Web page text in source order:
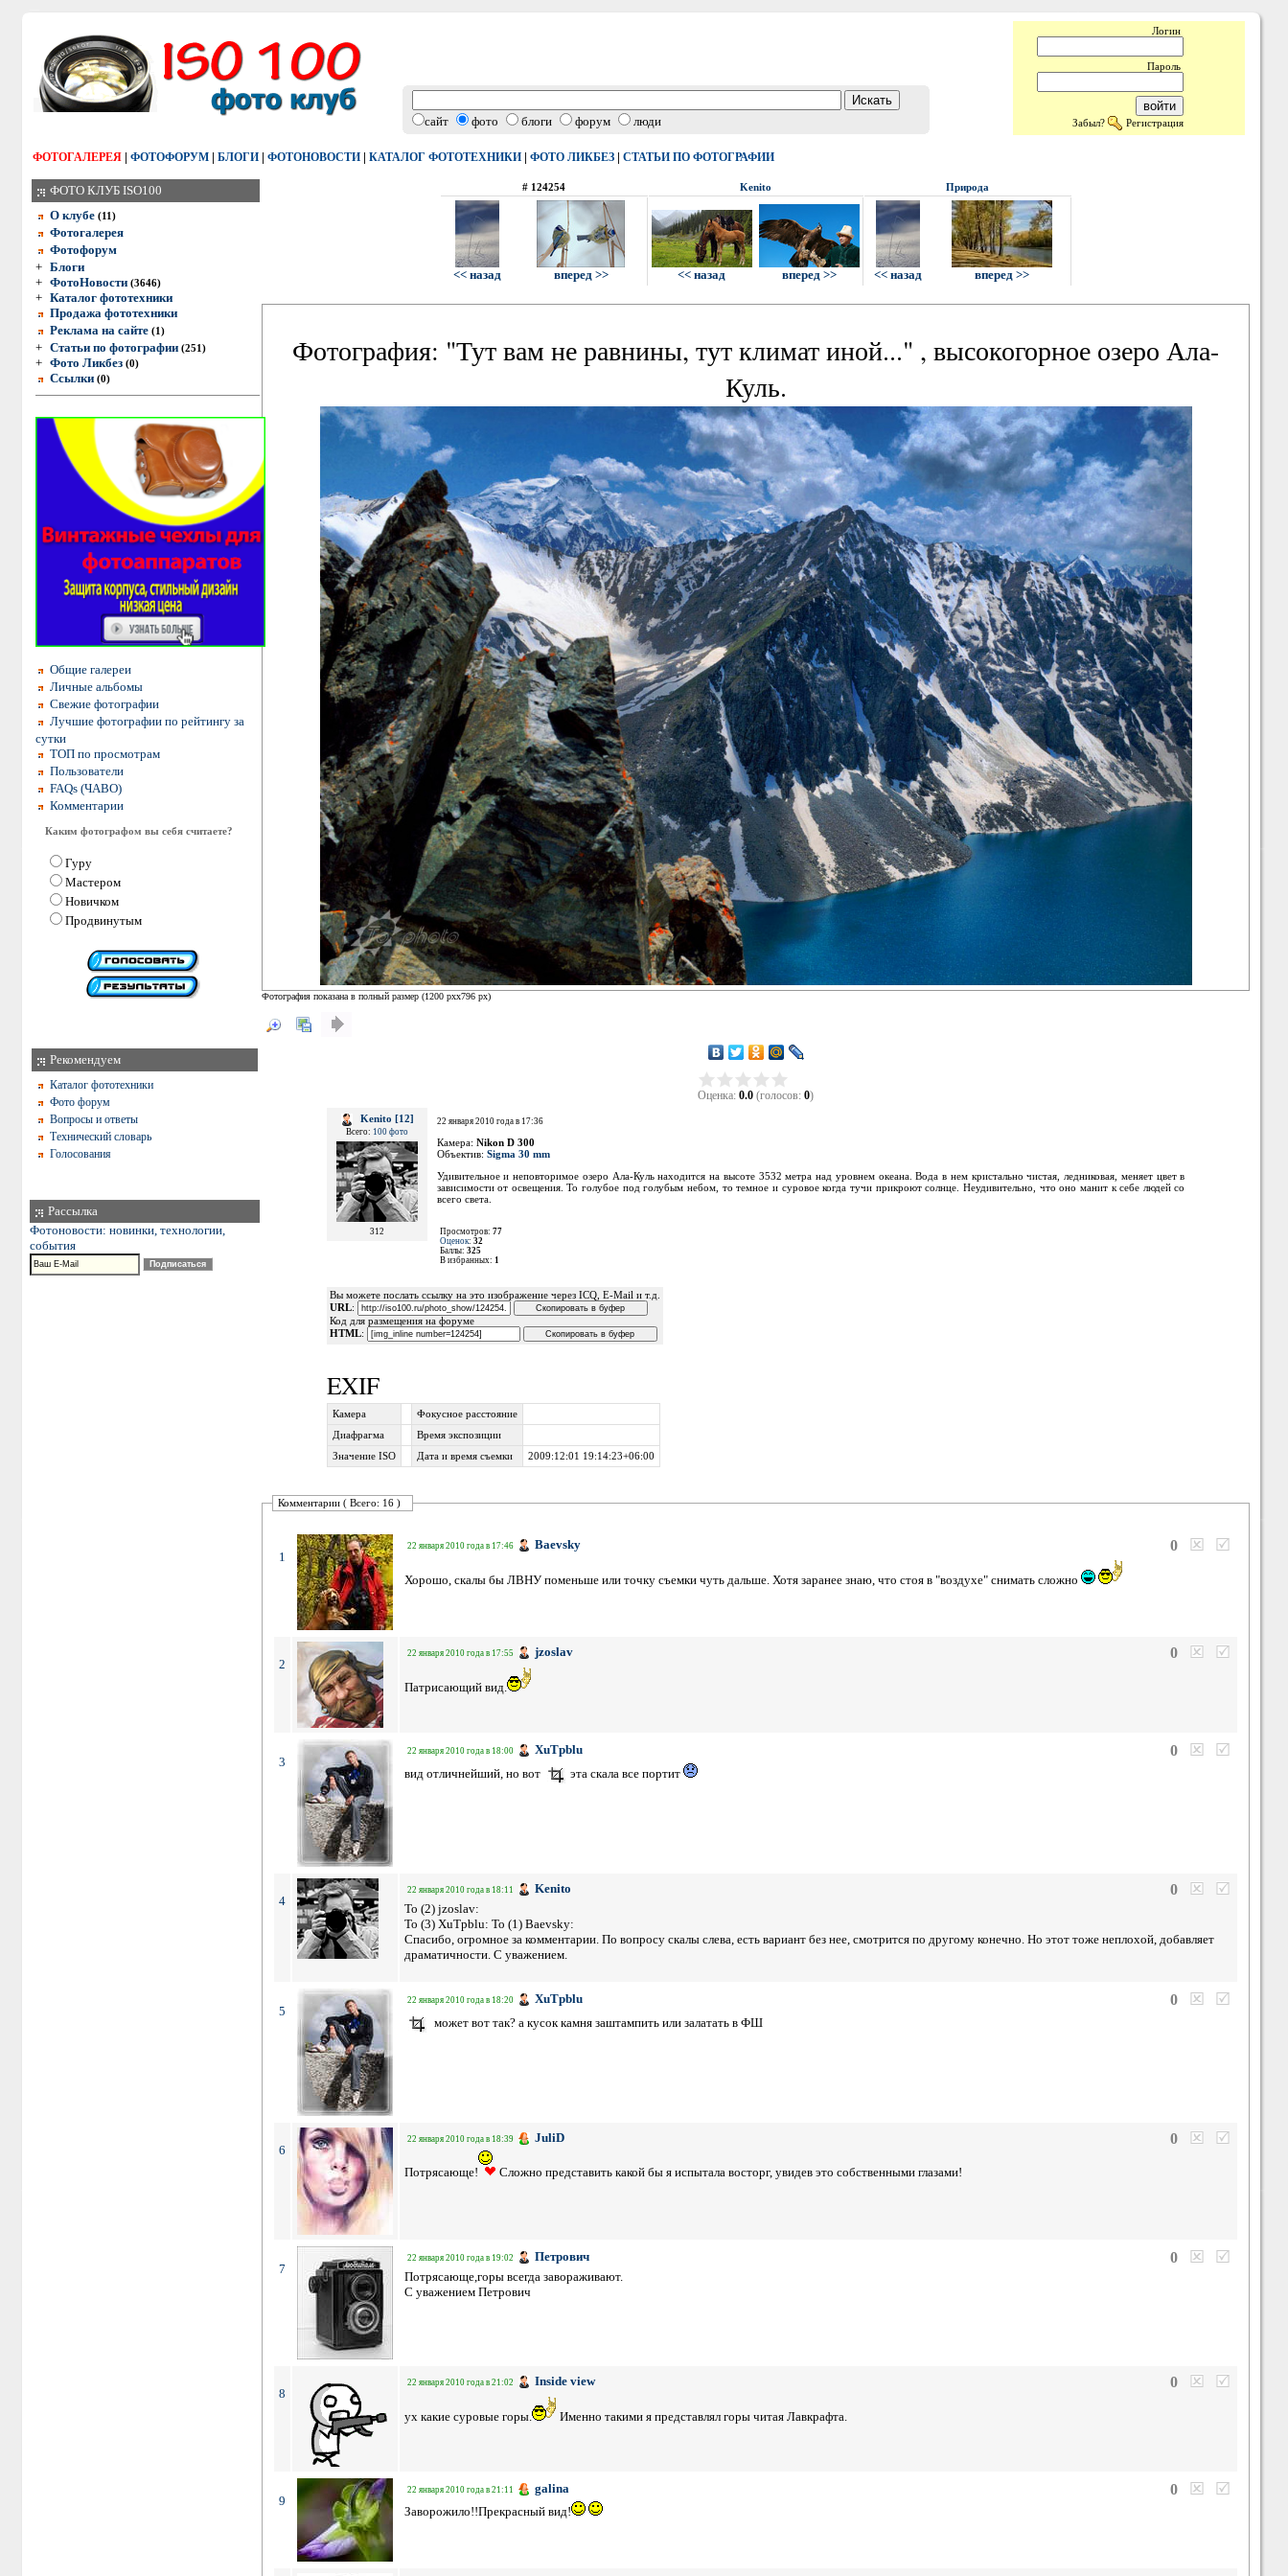
сайт фото блоги форум люди
Логин
Пароль
Забыл? Регистрация
ФОТОГАЛЕРЕЯ | ФОТОФОРУМ | БЛОГИ | ФОТОНОВОСТИ | КАТАЛОГ ФОТОТЕХНИКИ | ФОТО ЛИКБЕЗ | СТАТЬИ ПО ФОТОГРАФИИ
ФОТО КЛУБ ISO100
О клубе (11)
Фотогалерея
Фотофорум
+ Блоги
+ ФотоНовости (3646)
+ Каталог фототехники
Продажа фототехники
Реклама на сайте (1)
+ Статьи по фотографии (251)
+ Фото Ликбез (0)
Ссылки (0)
Общие галереи
Личные альбомы
Свежие фотографии
Лучшие фотографии по рейтингу за
сутки
ТОП по просмотрам
Пользователи
FAQs (ЧАВО)
Комментарии
Каким фотографом вы себя считаете?
Гуру
Мастером
Новичком
Продвинутым
Рекомендуем
Каталог фототехники
Фото форум
Вопросы и ответы
Технический словарь
Голосования
Рассылка
Фотоновости: новинки, технологии,
события
# 124254 Kenito Природа
<< назад вперед >> << назад вперед >> << назад вперед >>
Фотография: "Тут вам не равнины, тут климат иной..." , высокогорное озеро Ала-
Куль.
Фотография показана в полный размер (1200 pxx796 px)
Оценка: 0.0 (голосов: 0)
Kenito [12]
Всего: 100 фото
312
22 января 2010 года в 17:36
Камера: Nikon D 300
Объектив: Sigma 30 mm
Удивительное и неповторимое озеро Ала-Куль находится на высоте 3532 метра над уровнем океана. Вода в нем кристально чистая, ледниковая, меняет цвет в
зависимости от освещения. То голубое под голубым небом, то темное и суровое когда тучи прикроют солнце. Неудивительно, что оно манит к себе людей со
всего света.
Просмотров: 77
Оценок: 32
Баллы: 325
В избранных: 1
Вы можете послать ссылку на это изображение через ICQ, E-Mail и т.д.
URL:
Код для размещения на форуме
HTML:
EXIF
Камера
Фокусное расстояние
Диафрагма
Время экспозиции
Значение ISO
Дата и время съемки 2009:12:01 19:14:23+06:00
Комментарии ( Всего: 16 )
1
22 января 2010 года в 17:46 Baevsky 0
Хорошо, скалы бы ЛВНУ поменьше или точку съемки чуть дальше. Хотя заранее знаю, что стоя в "воздухе" снимать сложно
2
22 января 2010 года в 17:55 jzoslav 0
Патрисающий вид.
3
22 января 2010 года в 18:00 XuTpblu 0
вид отличнейший, но вот эта скала все портит
4
22 января 2010 года в 18:11 Kenito 0
To (2) jzoslav:
To (3) XuTpblu: To (1) Baevsky:
Спасибо, огромное за комментарии. По вопросу скалы слева, есть вариант без нее, смотрится по другому конечно. Но этот тоже неплохой, добавляет
драматичности. С уважением.
5
22 января 2010 года в 18:20 XuTpblu 0
может вот так? а кусок камня заштампить или залатать в ФШ
6
22 января 2010 года в 18:39 JuliD 0
Потрясающе! Сложно представить какой бы я испытала восторг, увидев это собственными глазами!
7
22 января 2010 года в 19:02 Петрович 0
Потрясающе,горы всегда завораживают.
С уважением Петрович
8
22 января 2010 года в 21:02 Inside view 0
ух какие суровые горы. Именно такими я представлял горы читая Лавкрафта.
9
22 января 2010 года в 21:11 galina 0
Заворожило!!Прекрасный вид!